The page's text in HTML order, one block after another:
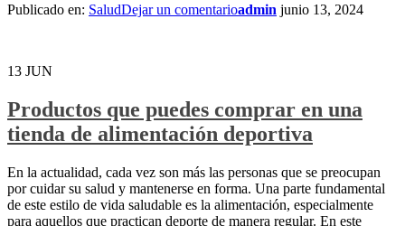
Publicado en: SaludDejar un comentarioadmin junio 13, 2024
13 JUN
Productos que puedes comprar en una
tienda de alimentación deportiva
En la actualidad, cada vez son más las personas que se preocupan
por cuidar su salud y mantenerse en forma. Una parte fundamental
de este estilo de vida saludable es la alimentación, especialmente
para aquellos que practican deporte de manera regular. En este